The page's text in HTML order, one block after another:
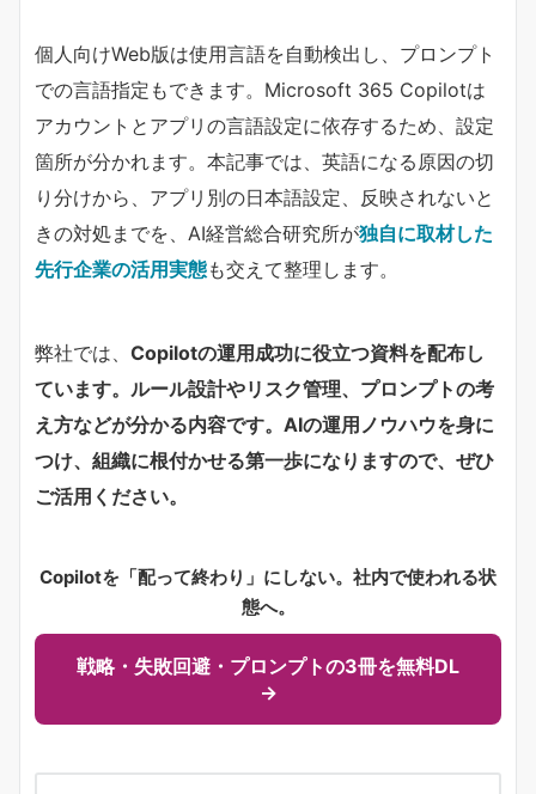
個人向けWeb版は使用言語を自動検出し、プロンプト
での言語指定もできます。Microsoft 365 Copilotは
アカウントとアプリの言語設定に依存するため、設定
箇所が分かれます。本記事では、英語になる原因の切
り分けから、アプリ別の日本語設定、反映されないと
きの対処までを、AI経営総合研究所が​独自に取材した
先行企業の活用実態​も交えて整理します。
弊社では、 Copilotの運用成功に役立つ資料を配布し
ています。ルール設計やリスク管理、プロンプトの考
え方などが分かる内容です。AIの運用ノウハウを身に
つけ、組織に根付かせる第一歩になりますので、ぜひ
ご活用ください。
Copilotを「配って終わり」にしない。社内で使われる状
態へ。
戦略・失敗回避・プロンプトの3冊を無料DL
→